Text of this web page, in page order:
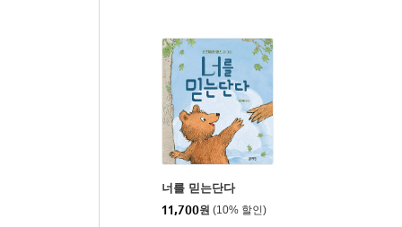
너를 믿는단다
11,700원 (10% 할인)